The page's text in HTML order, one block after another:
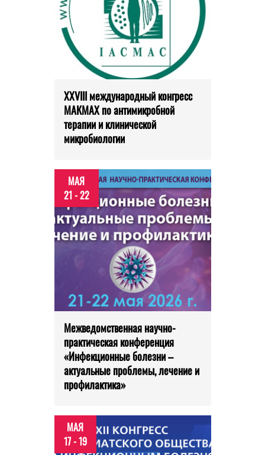
XXVIII международный конгресс
МАКМАХ по антимикробной
терапии и клинической
микробиологии
МАЯ
21 - 22
Межведомственная научно-
практическая конференция
«Инфекционные болезни –
актуальные проблемы, лечение и
профилактика»
МАЯ
17 - 19